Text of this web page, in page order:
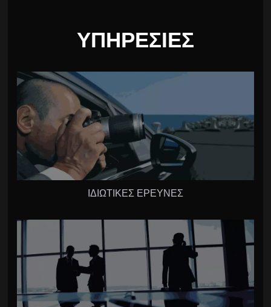
ΥΠΗΡΕΣΊΕΣ
ΙΔΙΩΤΙΚΕΣ ΕΡΕΥΝΕΣ